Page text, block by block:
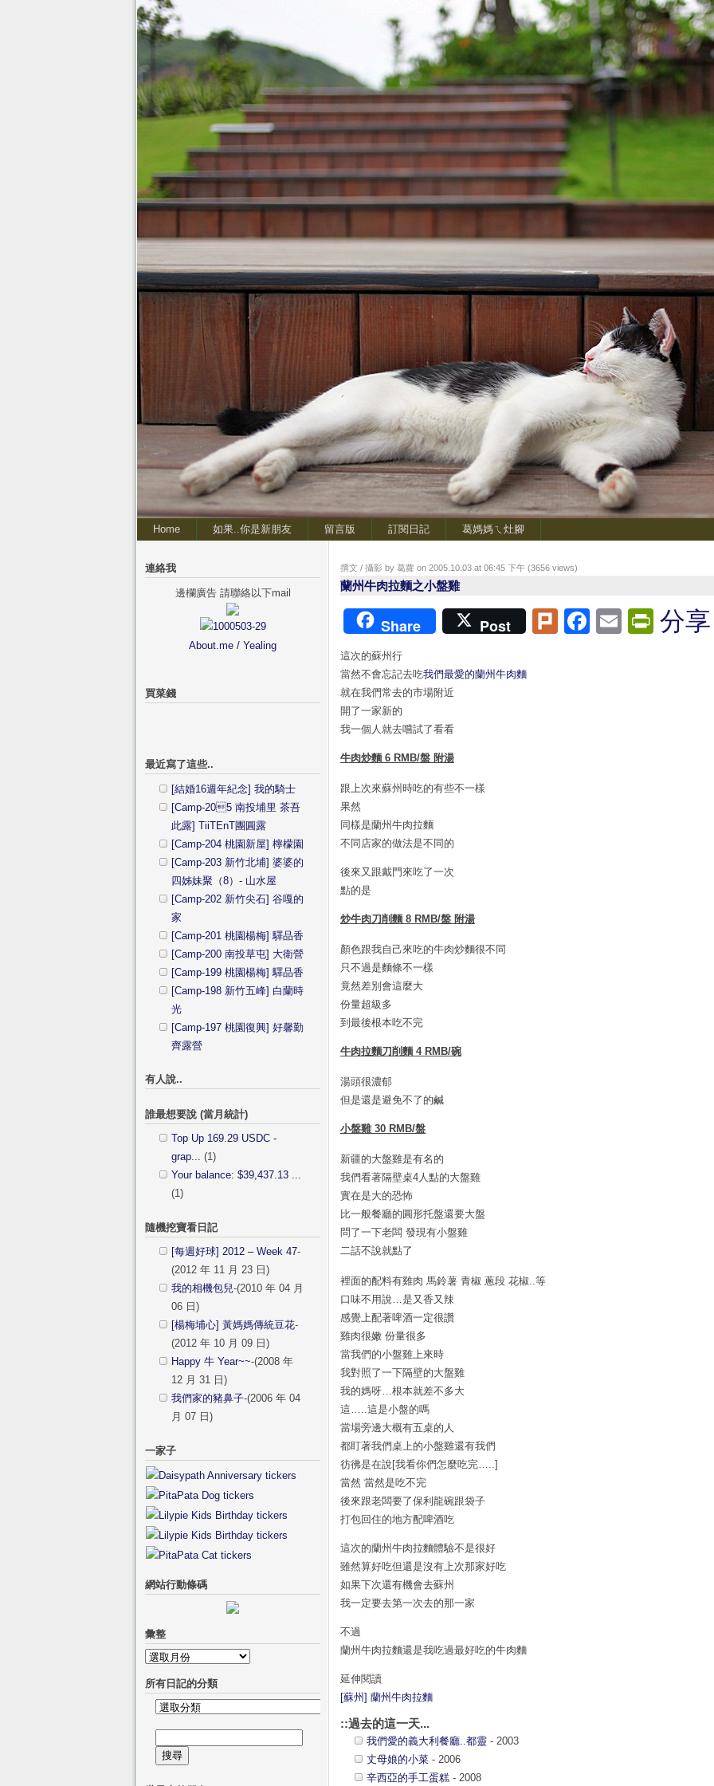
Home 如果..你是新朋友 留言版 訂閱日記 葛媽媽ㄟ灶腳
撰文 / 攝影 by 葛蘿 on 2005.10.03 at 06:45 下午 (3656 views)
蘭州牛肉拉麵之小盤雞
Share Post PlurkFacebook
Email分享
這次的蘇州行
當然不會忘記去吃我們最愛的蘭州牛肉麵
就在我們常去的市場附近
開了一家新的
我一個人就去嚐試了看看
牛肉炒麵 6 RMB/盤 附湯
跟上次來蘇州時吃的有些不一樣
果然
同樣是蘭州牛肉拉麵
不同店家的做法是不同的
後來又跟戴門來吃了一次
點的是
炒牛肉刀削麵 8 RMB/盤 附湯
顏色跟我自己來吃的牛肉炒麵很不同
只不過是麵條不一樣
竟然差別會這麼大
份量超級多
到最後根本吃不完
牛肉拉麵刀削麵 4 RMB/碗
湯頭很濃郁
但是還是避免不了的鹹
小盤雞 30 RMB/盤
新疆的大盤雞是有名的
我們看著隔壁桌4人點的大盤雞
實在是大的恐怖
比一般餐廳的圓形托盤還要大盤
問了一下老闆 發現有小盤雞
二話不說就點了
裡面的配料有雞肉 馬鈴薯 青椒 蔥段 花椒..等
口味不用說…是又香又辣
感覺上配著啤酒一定很讚
雞肉很嫩 份量很多
當我們的小盤雞上來時
我對照了一下隔壁的大盤雞
我的媽呀…根本就差不多大
這…..這是小盤的嗎
當場旁邊大概有五桌的人
都盯著我們桌上的小盤雞還有我們
彷彿是在說[我看你們怎麼吃完…..]
當然 當然是吃不完
後來跟老闆要了保利龍碗跟袋子
打包回住的地方配啤酒吃
這次的蘭州牛肉拉麵體驗不是很好
雖然算好吃但還是沒有上次那家好吃
如果下次還有機會去蘇州
我一定要去第一次去的那一家
不過
蘭州牛肉拉麵還是我吃過最好吃的牛肉麵
延伸閱讀
[蘇州] 蘭州牛肉拉麵
::過去的這一天...
我們愛的義大利餐廳..都靈 - 2003
丈母娘的小菜 - 2006
辛西亞的手工蛋糕 - 2008
連絡我
邊欄廣告 請聯絡以下mail
About.me / Yealing
買菜錢
最近寫了這些..
[結婚16週年紀念] 我的騎士
[Camp-205 南投埔里 茶吾
此露] TiiTEnT團圓露
[Camp-204 桃園新屋] 檸檬園
[Camp-203 新竹北埔] 婆婆的
四姊妹聚（8）- 山水屋
[Camp-202 新竹尖石] 谷嘎的
家
[Camp-201 桃園楊梅] 驛品香
[Camp-200 南投草屯] 大衛營
[Camp-199 桃園楊梅] 驛品香
[Camp-198 新竹五峰] 白蘭時
光
[Camp-197 桃園復興] 好馨勤
齊露營
有人說..
誰最想要說 (當月統計)
Top Up 169.29 USDC -
grap... (1)
Your balance: $39,437.13 ...
(1)
隨機挖寶看日記
[每週好球] 2012 – Week 47-
(2012 年 11 月 23 日)
我的相機包兒-(2010 年 04 月
06 日)
[楊梅埔心] 黃媽媽傳統豆花-
(2012 年 10 月 09 日)
Happy 牛 Year~~-(2008 年
12 月 31 日)
我們家的豬鼻子-(2006 年 04
月 07 日)
一家子
網站行動條碼
彙整
彙
整
所有日記的分類
所
日
記
尋